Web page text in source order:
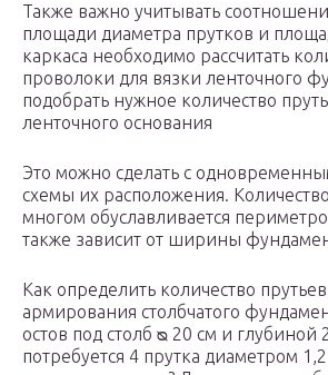
Также важно учитывать
площади диаметра прутков и
каркаса необходимо рассчитать
проволоки для вязки ленточного
подобрать нужное количество
ленточного основания
Это можно сделать с
схемы их расположения.
многом обуславливается
также зависит от ширины
Как определить количество
армирования столбчатого
остов под столб ᴓ 20 см и глубиной
потребуется 4 прутка диаметром